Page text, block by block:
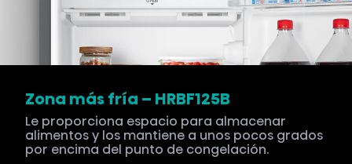
Zona más fría – HRBF125B
Le proporciona espacio para almacenar
alimentos y los mantiene a unos pocos grados
por encima del punto de congelación.